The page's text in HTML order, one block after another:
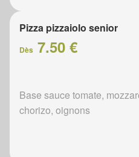
Pizza pizzaiolo senior
Dès 7.50 €
Base sauce tomate,
chorizo, oignons